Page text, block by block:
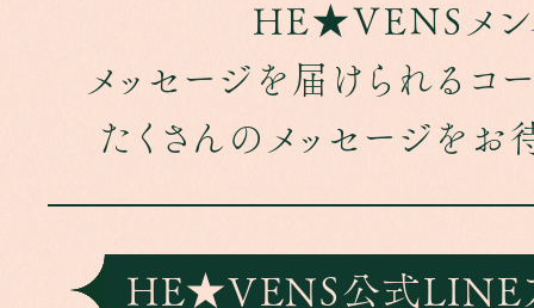
HE★VENSメン
メッセージを届けられるコ
たくさんのメッセージをお
HE★VENS公式LINE